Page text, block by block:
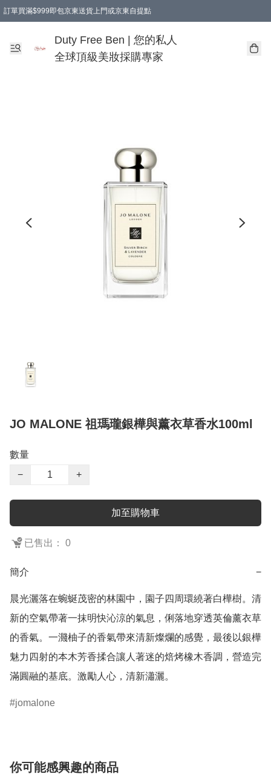
訂單買滿$999即包京東送貨上門或京東自提點
Duty Free Ben | 您的私人
全球頂級美妝採購專家
JO MALONE 祖瑪瓏銀樺與薰衣草香水100ml
數量
−
+
加至購物車
已售出： 0
簡介 −
晨光灑落在蜿蜒茂密的林園中，園子四周環繞著白樺樹。清
新的空氣帶著一抹明快沁涼的氣息，俐落地穿透英倫薰衣草
的香氣。一濺柚子的香氣帶來清新燦爛的感覺，最後以銀樺
魅力四射的本木芳香揉合讓人著迷的焙烤橡木香調，營造完
jomalone
你可能感興趣的商品